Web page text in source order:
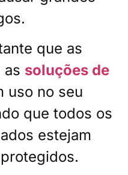
que as
as soluções de
uso no seu
que todos os
estejam